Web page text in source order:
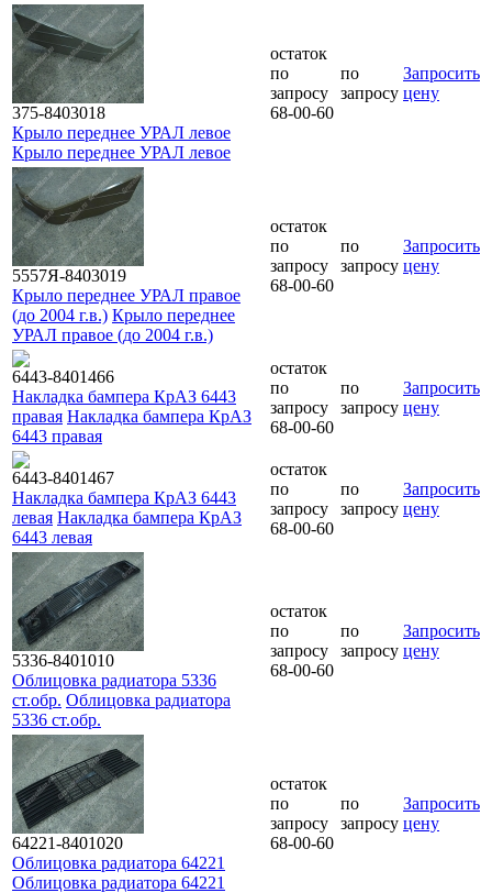
375-8403018
Крыло переднее УРАЛ левое
Крыло переднее УРАЛ левое
остаток
по
запросу
68-00-60
по
запросу
Запросить
цену
5557Я-8403019
Крыло переднее УРАЛ правое
(до 2004 г.в.) Крыло переднее
УРАЛ правое (до 2004 г.в.)
остаток
по
запросу
68-00-60
по
запросу
Запросить
цену
6443-8401466
Накладка бампера КрАЗ 6443
правая Накладка бампера КрАЗ
6443 правая
остаток
по
запросу
68-00-60
по
запросу
Запросить
цену
6443-8401467
Накладка бампера КрАЗ 6443
левая Накладка бампера КрАЗ
6443 левая
остаток
по
запросу
68-00-60
по
запросу
Запросить
цену
5336-8401010
Облицовка радиатора 5336
ст.обр. Облицовка радиатора
5336 ст.обр.
остаток
по
запросу
68-00-60
по
запросу
Запросить
цену
64221-8401020
Облицовка радиатора 64221
Облицовка радиатора 64221
остаток
по
запросу
68-00-60
по
запросу
Запросить
цену